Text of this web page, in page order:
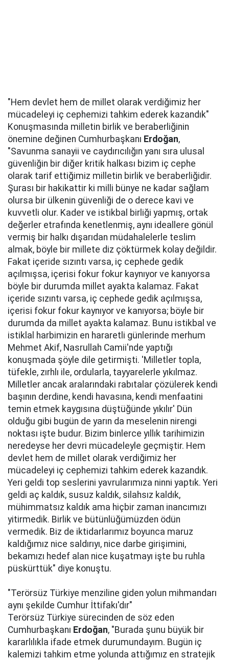
"Hem devlet hem de millet olarak verdiğimiz her
mücadeleyi iç cephemizi tahkim ederek kazandık"
Konuşmasında milletin birlik ve beraberliğinin
önemine değinen Cumhurbaşkanı Erdoğan,
"Savunma sanayii ve caydırıcılığın yanı sıra ulusal
güvenliğin bir diğer kritik halkası bizim iç cephe
olarak tarif ettiğimiz milletin birlik ve beraberliğidir.
Şurası bir hakikattir ki milli bünye ne kadar sağlam
olursa bir ülkenin güvenliği de o derece kavi ve
kuvvetli olur. Kader ve istikbal birliği yapmış, ortak
değerler etrafında kenetlenmiş, aynı ideallere gönül
vermiş bir halkı dışarıdan müdahalelerle teslim
almak, böyle bir millete diz çöktürmek kolay değildir.
Fakat içeride sızıntı varsa, iç cephede gedik
açılmışsa, içerisi fokur fokur kaynıyor ve kanıyorsa
böyle bir durumda millet ayakta kalamaz. Fakat
içeride sızıntı varsa, iç cephede gedik açılmışsa,
içerisi fokur fokur kaynıyor ve kanıyorsa; böyle bir
durumda da millet ayakta kalamaz. Bunu istikbal ve
istiklal harbimizin en hararetli günlerinde merhum
Mehmet Akif, Nasrullah Camii'nde yaptığı
konuşmada şöyle dile getirmişti. 'Milletler topla,
tüfekle, zırhlı ile, ordularla, tayyarelerle yıkılmaz.
Milletler ancak aralarındaki rabıtalar çözülerek kendi
başının derdine, kendi havasına, kendi menfaatini
temin etmek kaygısına düştüğünde yıkılır' Dün
olduğu gibi bugün de yarın da meselenin nirengi
noktası işte budur. Bizim binlerce yıllık tarihimizin
neredeyse her devri mücadeleyle geçmiştir. Hem
devlet hem de millet olarak verdiğimiz her
mücadeleyi iç cephemizi tahkim ederek kazandık.
Yeri geldi top seslerini yavrularımıza ninni yaptık. Yeri
geldi aç kaldık, susuz kaldık, silahsız kaldık,
mühimmatsız kaldık ama hiçbir zaman inancımızı
yitirmedik. Birlik ve bütünlüğümüzden ödün
vermedik. Biz de iktidarlarımız boyunca maruz
kaldığımız nice saldırıyı, nice darbe girişimini,
bekamızı hedef alan nice kuşatmayı işte bu ruhla
püskürttük" diye konuştu.
"Terörsüz Türkiye menziline giden yolun mihmandarı
aynı şekilde Cumhur İttifakı'dır"
Terörsüz Türkiye sürecinden de söz eden
Cumhurbaşkanı Erdoğan, "Burada şunu büyük bir
kararlılıkla ifade etmek durumundayım. Bugün iç
kalemizi tahkim etme yolunda attığımız en stratejik